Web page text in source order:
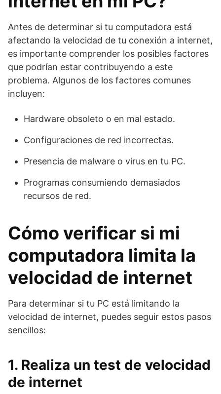
Antes de determinar si tu computadora está
afectando la velocidad de tu conexión a internet,
es importante comprender los posibles factores
que podrían estar contribuyendo a este
problema. Algunos de los factores comunes
incluyen:
Hardware obsoleto o en mal estado.
Configuraciones de red incorrectas.
Presencia de malware o virus en tu PC.
Programas consumiendo demasiados
recursos de red.
Cómo verificar si mi
computadora limita la
velocidad de internet
Para determinar si tu PC está limitando la
velocidad de internet, puedes seguir estos pasos
sencillos:
1. Realiza un test de velocidad
de internet